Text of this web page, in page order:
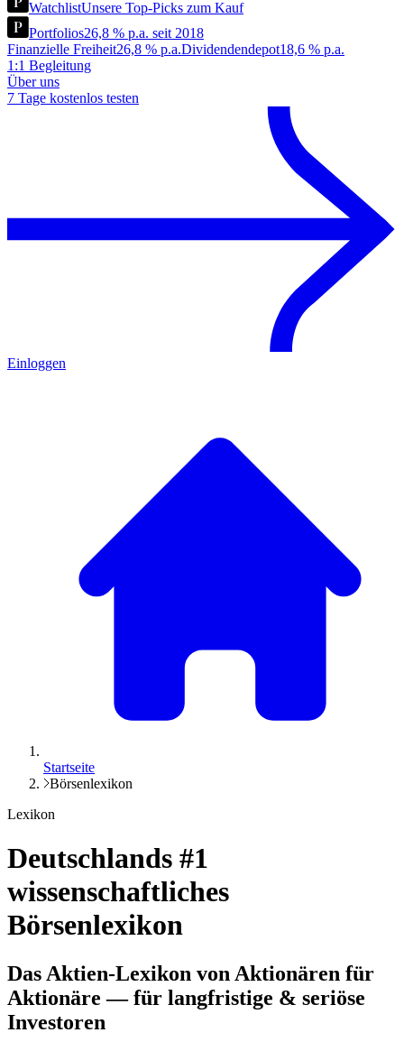
WatchlistUnsere Top-Picks zum Kauf
Portfolios26,8 % p.a. seit 2018
Finanzielle Freiheit26,8 % p.a.Dividendendepot18,6 % p.a.
1:1 Begleitung
Über uns
7 Tage kostenlos testen
Einloggen
Startseite
Börsenlexikon
Lexikon
Deutschlands #1
wissenschaftliches
Börsenlexikon
Das Aktien-Lexikon von Aktionären für
Aktionäre — für langfristige & seriöse
Investoren